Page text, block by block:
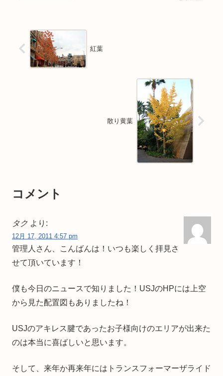
紅葉
散り黄葉
コメント
タク より:
12月 17, 2011 4:57 pm
管理人さん、こんばんは！いつも楽しく拝見さ
せて頂いています！
僕も今日のニュースで知りました！USJのHPには上空
から見た配置図もありましたね！
USJのアキレス腱であったお子様向けのエリアが出来た
のは本当に喜ばしいと思います。
そして、来年か再来年にはトランスフォーマーザライド